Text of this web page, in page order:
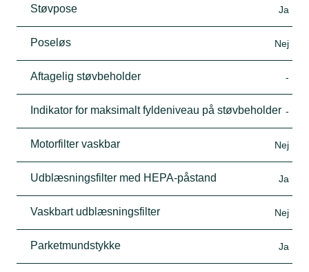
Støvpose Ja
Poseløs Nej
Aftagelig støvbeholder -
Indikator for maksimalt fyldeniveau på støvbeholder -
Motorfilter vaskbar Nej
Udblæsningsfilter med HEPA-påstand Ja
Vaskbart udblæsningsfilter Nej
Parketmundstykke Ja